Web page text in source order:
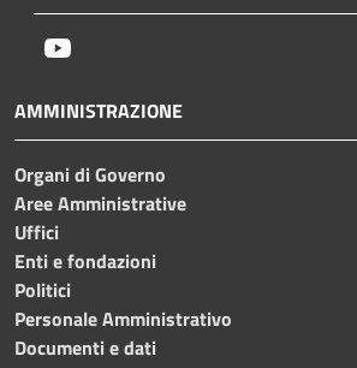
AMMINISTRAZIONE
Organi di Governo
Aree Amministrative
Uffici
Enti e fondazioni
Politici
Personale Amministrativo
Documenti e dati